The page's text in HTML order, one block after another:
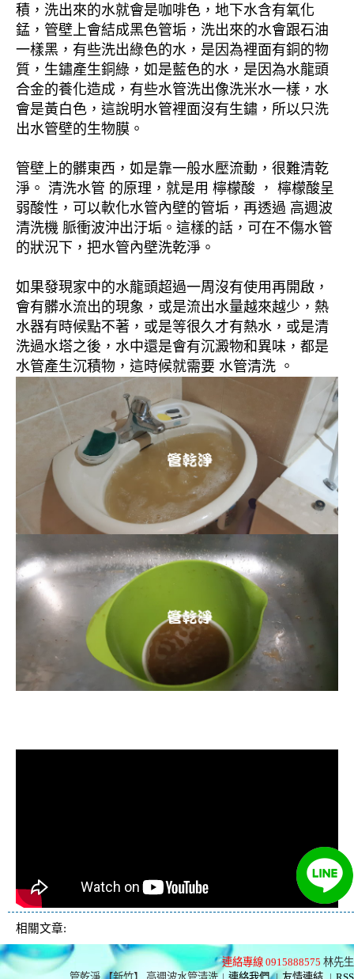
積，洗出來的水就會是咖啡色，地下水含有氧化
錳，管壁上會結成黑色管垢，洗出來的水會跟石油
一樣黑，有些洗出綠色的水，是因為裡面有銅的物
質，生鏽產生銅綠，如是藍色的水，是因為水龍頭
合金的養化造成，有些水管洗出像洗米水一樣，水
會是黃白色，這說明水管裡面沒有生鏽，所以只洗
出水管壁的生物膜。
管壁上的髒東西，如是靠一般水壓流動，很難清乾
淨。 清洗水管 的原理，就是用 檸檬酸 ， 檸檬酸呈
弱酸性，可以軟化水管內壁的管垢，再透過 高週波
清洗機 脈衝波沖出汙垢。這樣的話，可在不傷水管
的狀況下，把水管內壁洗乾淨。
如果發現家中的水龍頭超過一周沒有使用再開啟，
會有髒水流出的現象，或是流出水量越來越少，熱
水器有時候點不著，或是等很久才有熱水，或是清
洗過水塔之後，水中還是會有沉澱物和異味，都是
水管產生沉積物，這時候就需要 水管清洗 。
相關文章:
連絡專線 0915888575 林先生